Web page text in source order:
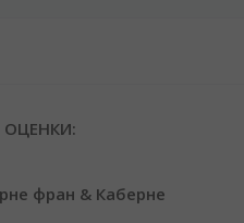
ОЦЕНКИ:
фран & Каберне